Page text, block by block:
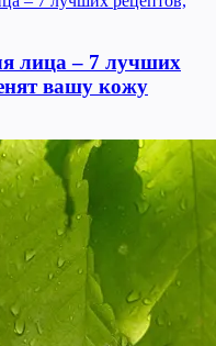
лица – 7 лучших
вашу кожу